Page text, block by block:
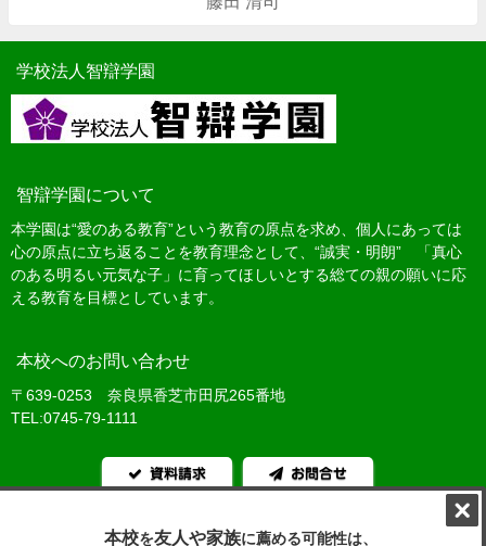
学校法人智辯学園
智辯学園について
本学園は“愛のある教育”という教育の原点を求め、個人にあっては
心の原点に立ち返ることを教育理念として、“誠実・明朗” 「真心
のある明るい元気な子」に育ってほしいとする総ての親の願いに応
える教育を目標としています。
本校へのお問い合わせ
〒639-0253 奈良県香芝市田尻265番地
TEL:0745-79-1111
資料請求 お問合せ